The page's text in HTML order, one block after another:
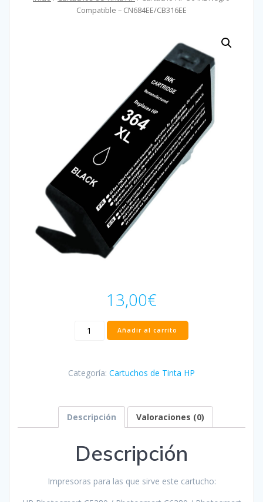
Compatible – CN684EE/CB316EE
13,00€
Cartucho
Compatible
cantidad
Añadir al carrito
Categoría: Cartuchos de Tinta HP
Descripción Valoraciones (0)
Descripción
Impresoras para las que sirve este cartucho: